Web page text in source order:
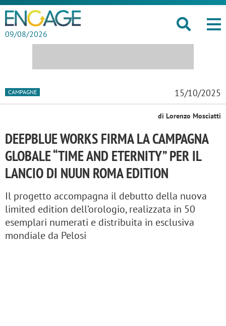
09/08/2026
CAMPAGNE 15/10/2025
di Lorenzo Mosciatti
DEEPBLUE WORKS FIRMA LA CAMPAGNA
GLOBALE “TIME AND ETERNITY” PER IL
LANCIO DI NUUN ROMA EDITION
Il progetto accompagna il debutto della nuova
limited edition dell’orologio, realizzata in 50
esemplari numerati e distribuita in esclusiva
mondiale da Pelosi